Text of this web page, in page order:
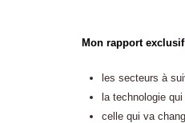
Mon rapport exclusif
les secteurs à
la technologie
celle qui va